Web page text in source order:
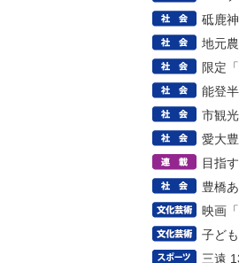
砥鹿
地元
限定
能登
市観
愛大
目指
豊橋
映画
子ど
三遠